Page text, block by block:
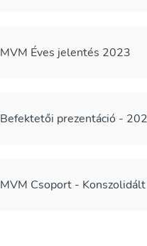
MVM Éves jelentés 2023
Befektetői prezentáció -
MVM Csoport -